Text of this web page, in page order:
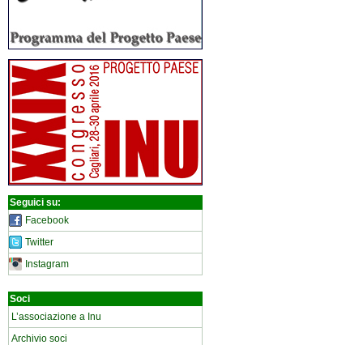
Seguici su:
Facebook
Twitter
Instagram
Soci
L’associazione a Inu
Archivio soci